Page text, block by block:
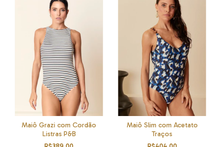
Maiô Grazi com Cordão
Listras P&B
Maiô Slim com Acetato
Traços